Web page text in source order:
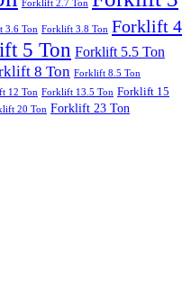
Forklift 2.7 Ton
3.6 Ton Forklift 3.8 Ton Forklift 4
5 Ton Forklift 5.5 Ton
8 Ton Forklift 8.5 Ton
12 Ton Forklift 13.5 Ton Forklift 15
20 Ton Forklift 23 Ton